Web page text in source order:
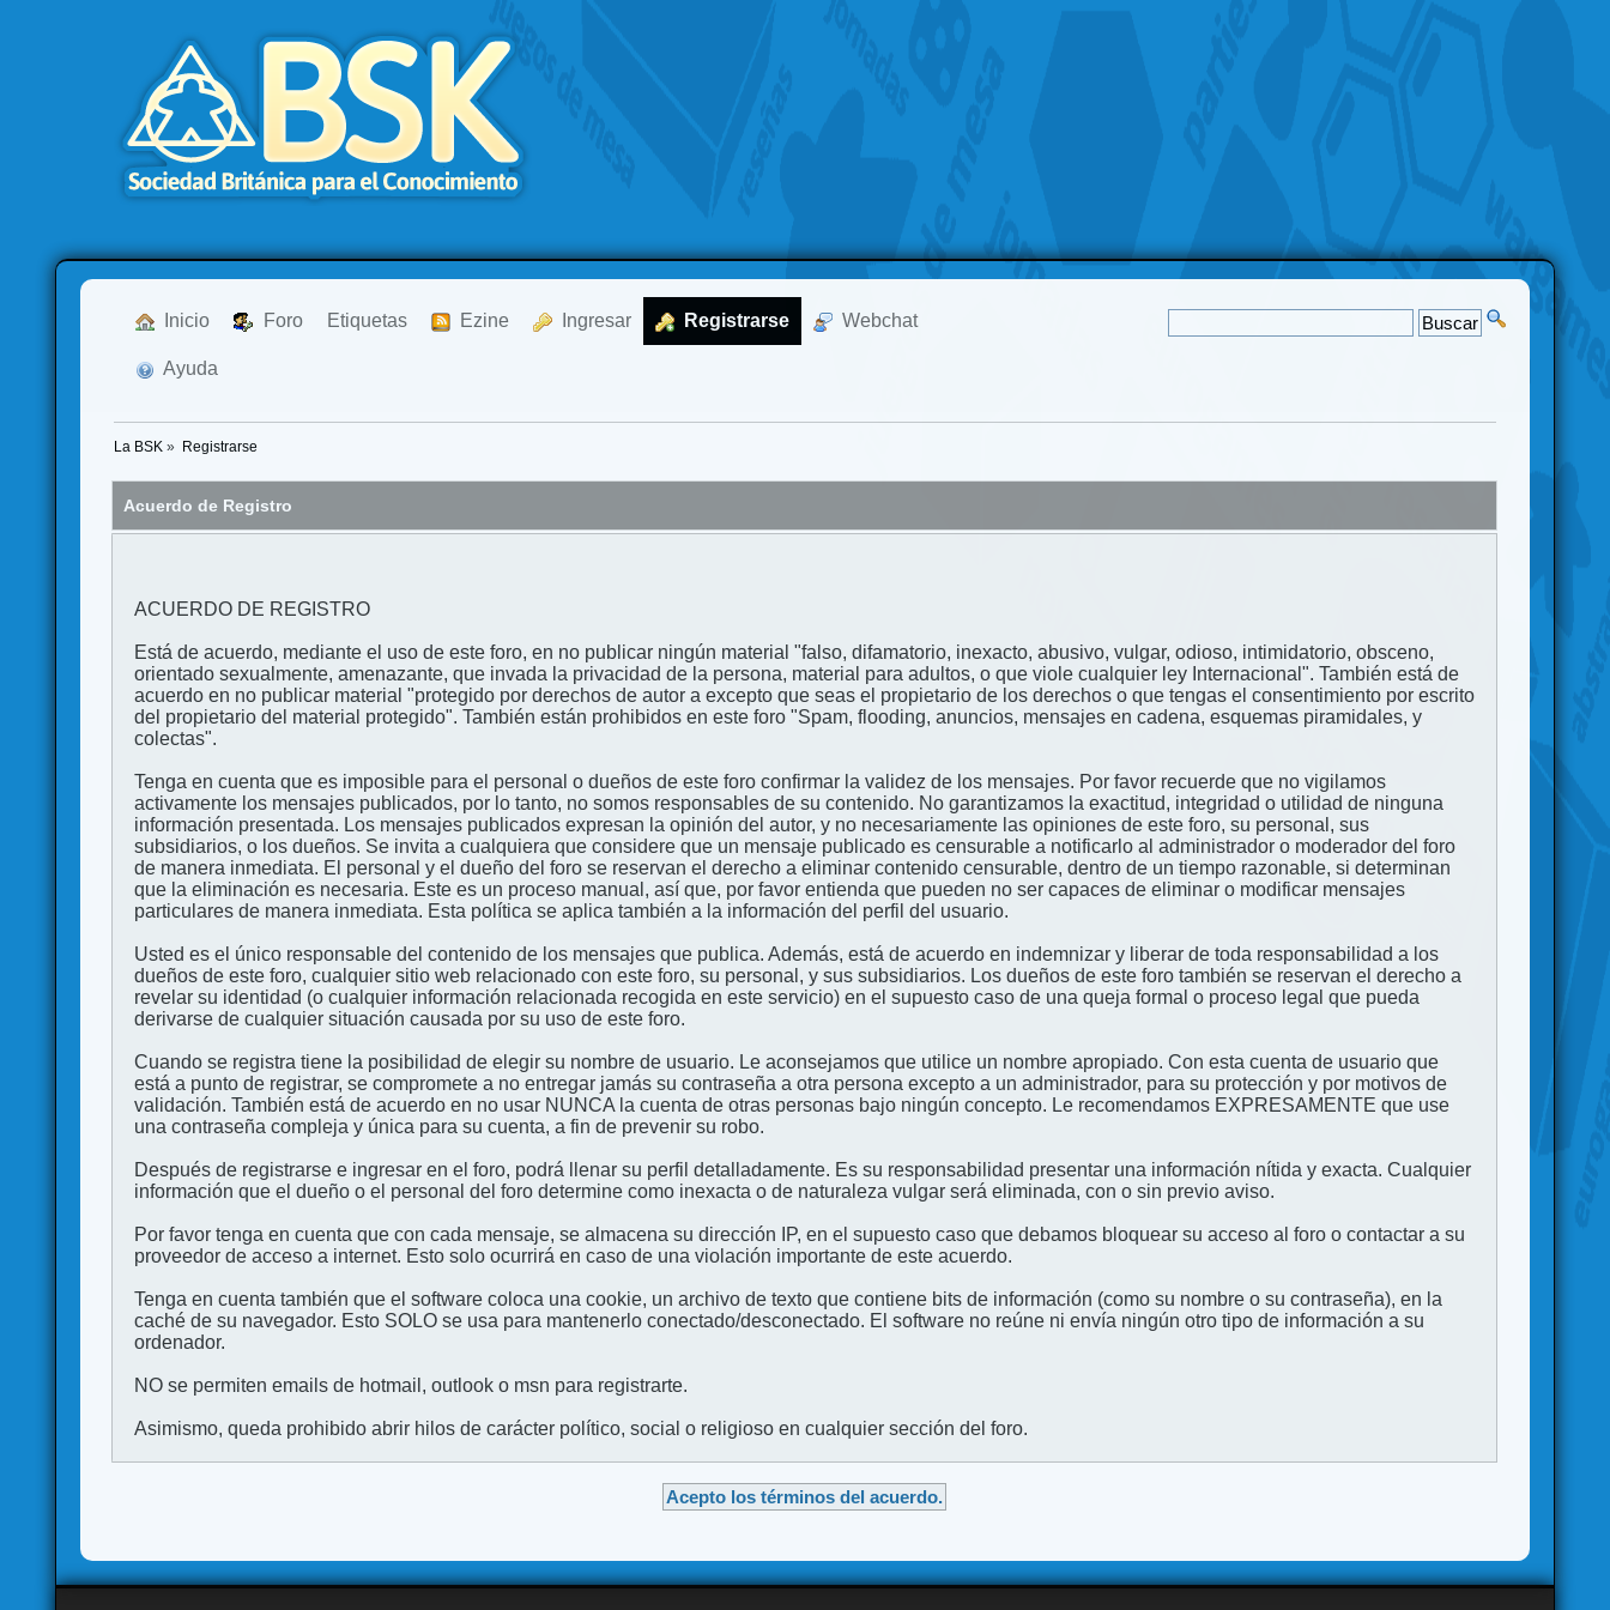
Inicio Foro Etiquetas Ezine Ingresar Registrarse Webchat
Ayuda
La BSK » Registrarse
Acuerdo de Registro
ACUERDO DE REGISTRO
Está de acuerdo, mediante el uso de este foro, en no publicar ningún material "falso, difamatorio, inexacto, abusivo, vulgar, odioso, intimidatorio, obsceno,
orientado sexualmente, amenazante, que invada la privacidad de la persona, material para adultos, o que viole cualquier ley Internacional". También está de
acuerdo en no publicar material "protegido por derechos de autor a excepto que seas el propietario de los derechos o que tengas el consentimiento por escrito
del propietario del material protegido". También están prohibidos en este foro "Spam, flooding, anuncios, mensajes en cadena, esquemas piramidales, y
colectas".
Tenga en cuenta que es imposible para el personal o dueños de este foro confirmar la validez de los mensajes. Por favor recuerde que no vigilamos
activamente los mensajes publicados, por lo tanto, no somos responsables de su contenido. No garantizamos la exactitud, integridad o utilidad de ninguna
información presentada. Los mensajes publicados expresan la opinión del autor, y no necesariamente las opiniones de este foro, su personal, sus
subsidiarios, o los dueños. Se invita a cualquiera que considere que un mensaje publicado es censurable a notificarlo al administrador o moderador del foro
de manera inmediata. El personal y el dueño del foro se reservan el derecho a eliminar contenido censurable, dentro de un tiempo razonable, si determinan
que la eliminación es necesaria. Este es un proceso manual, así que, por favor entienda que pueden no ser capaces de eliminar o modificar mensajes
particulares de manera inmediata. Esta política se aplica también a la información del perfil del usuario.
Usted es el único responsable del contenido de los mensajes que publica. Además, está de acuerdo en indemnizar y liberar de toda responsabilidad a los
dueños de este foro, cualquier sitio web relacionado con este foro, su personal, y sus subsidiarios. Los dueños de este foro también se reservan el derecho a
revelar su identidad (o cualquier información relacionada recogida en este servicio) en el supuesto caso de una queja formal o proceso legal que pueda
derivarse de cualquier situación causada por su uso de este foro.
Cuando se registra tiene la posibilidad de elegir su nombre de usuario. Le aconsejamos que utilice un nombre apropiado. Con esta cuenta de usuario que
está a punto de registrar, se compromete a no entregar jamás su contraseña a otra persona excepto a un administrador, para su protección y por motivos de
validación. También está de acuerdo en no usar NUNCA la cuenta de otras personas bajo ningún concepto. Le recomendamos EXPRESAMENTE que use
una contraseña compleja y única para su cuenta, a fin de prevenir su robo.
Después de registrarse e ingresar en el foro, podrá llenar su perfil detalladamente. Es su responsabilidad presentar una información nítida y exacta. Cualquier
información que el dueño o el personal del foro determine como inexacta o de naturaleza vulgar será eliminada, con o sin previo aviso.
Por favor tenga en cuenta que con cada mensaje, se almacena su dirección IP, en el supuesto caso que debamos bloquear su acceso al foro o contactar a su
proveedor de acceso a internet. Esto solo ocurrirá en caso de una violación importante de este acuerdo.
Tenga en cuenta también que el software coloca una cookie, un archivo de texto que contiene bits de información (como su nombre o su contraseña), en la
caché de su navegador. Esto SOLO se usa para mantenerlo conectado/desconectado. El software no reúne ni envía ningún otro tipo de información a su
ordenador.
NO se permiten emails de hotmail, outlook o msn para registrarte.
Asimismo, queda prohibido abrir hilos de carácter político, social o religioso en cualquier sección del foro.